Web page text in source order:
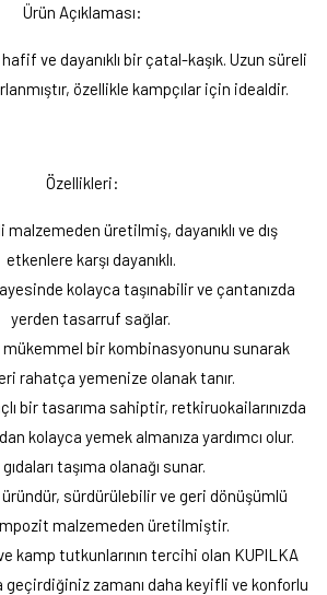
Ürün Açıklaması:
ve dayanıklı bir çatal-kaşık. Uzun süreli
özellikle kampçılar için idealdir.
Özellikleri:
üretilmiş, dayanıklı ve dış
etkenlere karşı dayanıklı.
kolayca taşınabilir ve çantanızda
yerden tasarruf sağlar.
mükemmel bir kombinasyonunu sunarak
rahatça yemenize olanak tanır.
bir tasarıma sahiptir, retkiruokailarınızda
kolayca yemek almanıza yardımcı olur.
gıdaları taşıma olanağı sunar.
sürdürülebilir ve geri dönüşümlü
malzemeden üretilmiştir.
kamp tutkunlarının tercihi olan KUPILKA
geçirdiğiniz zamanı daha keyifli ve konforlu